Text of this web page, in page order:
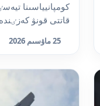
قاتتى قونۋ
25 ماۋسىم 2026